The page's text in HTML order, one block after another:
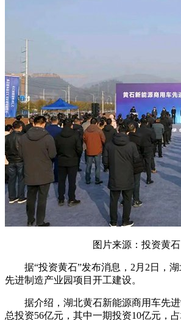
图片来源：投资黄石
据“投资黄石”发布消息，2月2日，
先进制造产业园项目开工建设。
据介绍，湖北黄石新能源商用车先
总投资56亿元，其中一期投资10亿元，